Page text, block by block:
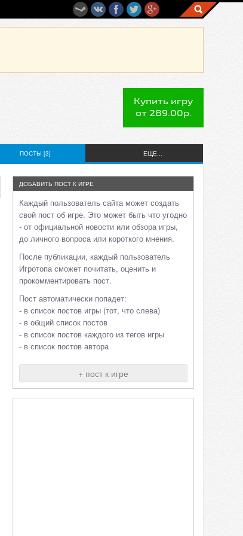
Купить игру
от 289.00р.
ПОСТЫ [3] ЕЩЕ...
ДОБАВИТЬ ПОСТ К ИГРЕ
Каждый пользователь сайта может создать
свой пост об игре. Это может быть что угодно
- от официальной новости или обзора игры,
до личного вопроса или короткого мнения.
После публикации, каждый пользователь
Игротопа сможет почитать, оценить и
прокомментировать пост.
Пост автоматически попадет:
- в список постов игры (тот, что слева)
- в общий список постов
- в список постов каждого из тегов игры
- в список постов автора
+ пост к игре